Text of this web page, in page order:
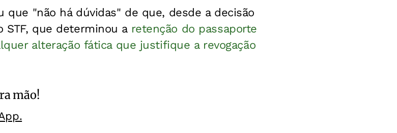
que "não há dúvidas" de que, desde a decisão
STF, que determinou a retenção do passaporte
alteração fática que justifique a revogação
mão!